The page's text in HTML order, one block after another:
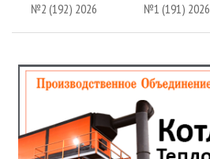
№2 (192) 2026 №1 (191) 2026